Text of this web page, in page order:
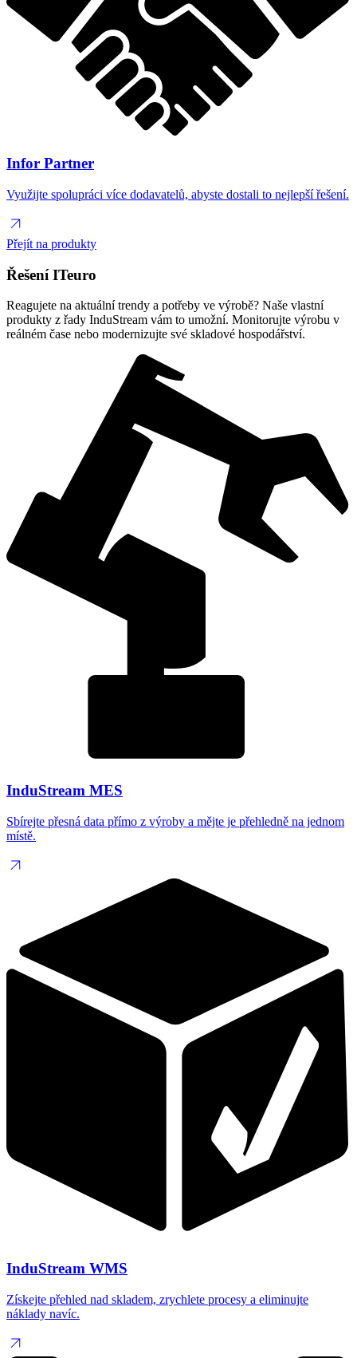
Infor Partner
Využijte spolupráci více dodavatelů, abyste dostali to nejlepší řešení.
Přejít na produkty
Řešení ITeuro
Reagujete na aktuální trendy a potřeby ve výrobě? Naše vlastní
produkty z řady InduStream vám to umožní. Monitorujte výrobu v
reálném čase nebo modernizujte své skladové hospodářství.
InduStream MES
Sbírejte přesná data přímo z výroby a mějte je přehledně na jednom
místě.
InduStream WMS
Získejte přehled nad skladem, zrychlete procesy a eliminujte
náklady navíc.